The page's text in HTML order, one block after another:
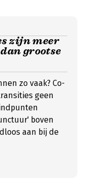
zijn meer
grootse
zo vaak? Co-
geen
boven
aan bij de